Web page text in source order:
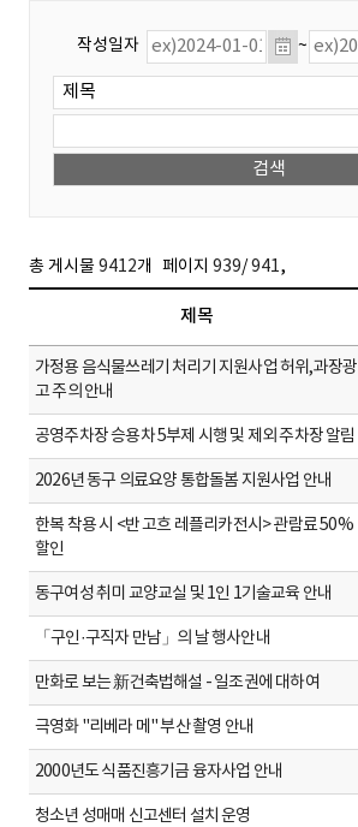
작성일자 ~
총 게시물 9412개 페이지 939/941,
제목
가정용 음식물쓰레기 처리기 지원사업 허위,과장광
고 주의 안내
공영주차장 승용차 5부제 시행 및 제외 주차장 알림
2026년 동구 의료요양 통합돌봄 지원사업 안내
한복 착용 시 <반 고흐 레플리카전시> 관람료 50%
할인
동구여성 취미 교양교실 및 1인 1기술교육 안내
「구인·구직자 만남」의 날 행사안내
만화로 보는 新건축법해설 - 일조권에 대하여
극영화 "리베라 메" 부산 촬영 안내
2000년도 식품진흥기금 융자사업 안내
청소년 성매매 신고센터 설치 운영